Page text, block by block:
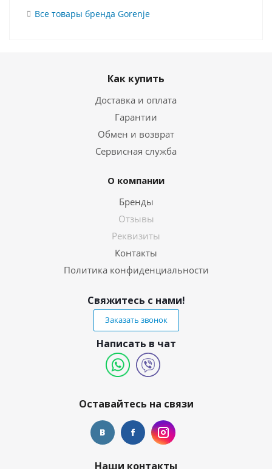
Все товары бренда Gorenje
Как купить
Доставка и оплата
Гарантии
Обмен и возврат
Сервисная служба
О компании
Бренды
Отзывы
Реквизиты
Контакты
Политика конфиденциальности
Свяжитесь с нами!
Заказать звонок
Написать в чат
Оставайтесь на связи
Наши контакты